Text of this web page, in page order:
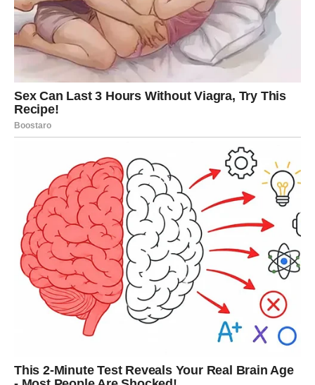
voća
Mleko–za kratko umakanje keksa i formiranje
biskvitne baze
NAPOMENA: IAKO JE RECEPT
PREPORUČUJE SE KORIŠĆENJE
SVEŽIH, ZRELIH BRESKVI ZBOG
NJIHOVE SLATKOĆE I SOČNOSTI. U
ZIMSKOM PERIODU MOGU SE
KORISTITI I KOMPOTIRANE BRESKVE,
ALI U TOM SLUČAJU TREBA PAZITI NA
DODATNI ŠEĆER.
Prvi korak – Priprema podloge od keksa
keksu koji se lagano natopi u mleku. Ovaj korak zahteva